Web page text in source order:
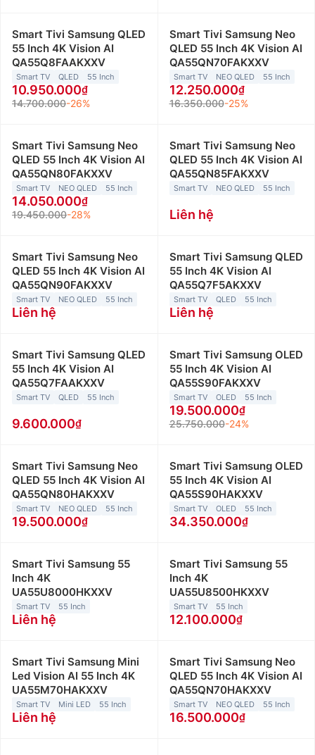
Smart Tivi Samsung QLED
55 Inch 4K Vision AI
QA55Q8FAAKXXV
Smart TV QLED 55 Inch
10.950.000
14.700.000-26%
Smart Tivi Samsung Neo
QLED 55 Inch 4K Vision AI
QA55QN70FAKXXV
Smart TV NEO QLED 55 Inch
12.250.000
16.350.000-25%
Smart Tivi Samsung Neo
QLED 55 Inch 4K Vision AI
QA55QN80FAKXXV
Smart TV NEO QLED 55 Inch
14.050.000
19.450.000-28%
Smart Tivi Samsung Neo
QLED 55 Inch 4K Vision AI
QA55QN85FAKXXV
Smart TV NEO QLED 55 Inch
Liên hệ
Smart Tivi Samsung Neo
QLED 55 Inch 4K Vision AI
QA55QN90FAKXXV
Smart TV NEO QLED 55 Inch
Liên hệ
Smart Tivi Samsung QLED
55 Inch 4K Vision AI
QA55Q7F5AKXXV
Smart TV QLED 55 Inch
Liên hệ
Smart Tivi Samsung QLED
55 Inch 4K Vision AI
QA55Q7FAAKXXV
Smart TV QLED 55 Inch
9.600.000
Smart Tivi Samsung OLED
55 Inch 4K Vision AI
QA55S90FAKXXV
Smart TV OLED 55 Inch
19.500.000
25.750.000-24%
Smart Tivi Samsung Neo
QLED 55 Inch 4K Vision AI
QA55QN80HAKXXV
Smart TV NEO QLED 55 Inch
19.500.000
Smart Tivi Samsung OLED
55 Inch 4K Vision AI
QA55S90HAKXXV
Smart TV OLED 55 Inch
34.350.000
Smart Tivi Samsung 55
Inch 4K
UA55U8000HKXXV
Smart TV 55 Inch
Liên hệ
Smart Tivi Samsung 55
Inch 4K
UA55U8500HKXXV
Smart TV 55 Inch
12.100.000
Smart Tivi Samsung Mini
Led Vision AI 55 Inch 4K
UA55M70HAKXXV
Smart TV Mini LED 55 Inch
Liên hệ
Smart Tivi Samsung Neo
QLED 55 Inch 4K Vision AI
QA55QN70HAKXXV
Smart TV NEO QLED 55 Inch
16.500.000